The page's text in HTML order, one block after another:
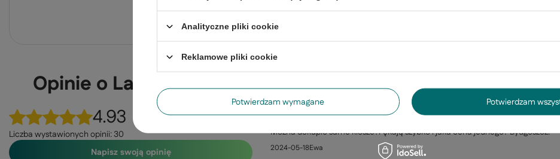
Opinie o Lampa wisząca Marina szklany klosz miedziany
4.93
Liczba wystawionych opinii: 30
Napisz swoją opinię
5/5 Opinia niepotwierdzona zakupem
Można dokupić same klosze?Pękają szybko i jaka cena jednego? Bydgoszcz.
2024-05-18Ewa
Analityczne pliki cookie
Reklamowe pliki cookie
Potwierdzam wymagane Potwierdzam